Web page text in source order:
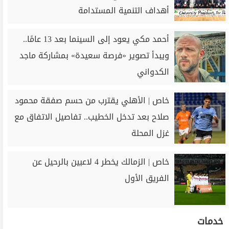
أهداف التنمية المستدامة
أحمد مكي يعود إلى السينما بعد 13 عامًا..
ويبدأ تصوير «فرصة سعيدة» بمشاركة ماجد
الكدواني
خاص | الأهلي يقترب من حسم صفقة محمود
صلاح بعد تدخل الخطيب.. تفاصيل الاتفاق مع
غزل المحلة
خاص | الزمالك يخطر 4 لاعبين بالرحيل عن
الفريق الأول
خدمات